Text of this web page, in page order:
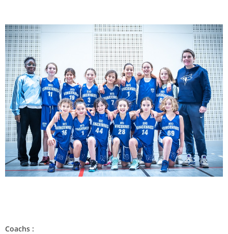
Coachs :